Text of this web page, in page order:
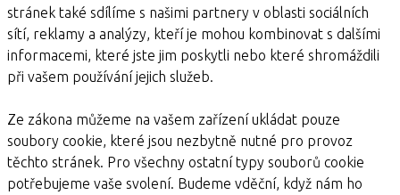
stránek také sdílíme s našimi partnery v oblasti sociálních
sítí, reklamy a analýzy, kteří je mohou kombinovat s dalšími
informacemi, které jste jim poskytli nebo které shromáždili
při vašem používání jejich služeb.
Ze zákona můžeme na vašem zařízení ukládat pouze
soubory cookie, které jsou nezbytně nutné pro provoz
těchto stránek. Pro všechny ostatní typy souborů cookie
potřebujeme vaše svolení. Budeme vděční, když nám ho